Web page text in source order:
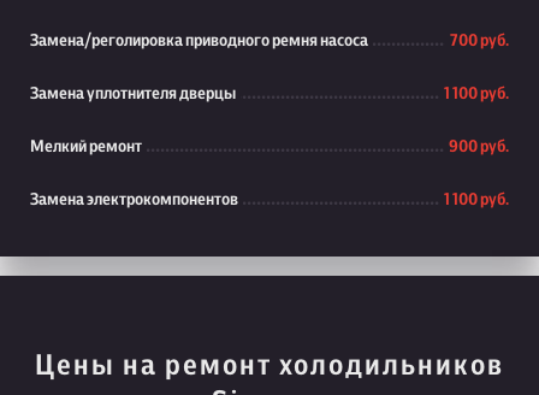
Замена/реголировка приводного ремня насоса 700 руб.
Замена уплотнителя дверцы 1 100 руб.
Мелкий ремонт 900 руб.
Замена электрокомпонентов 1 100 руб.
Цены на ремонт холодильников